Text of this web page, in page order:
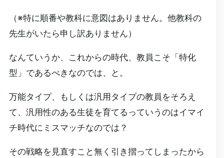
（※特に順番や教科に意図はありません。他教科の
先生がいたら申し訳ありません）
なんていうか、これからの時代、教員こそ「特化
型」であるべきなのでは、と。
万能タイプ、もしくは汎用タイプの教員をそろえ
て、汎用性のある生徒を育てるっていうのはイマイ
チ時代にミスマッチなのでは？
その戦略を見直すこと無く引き摺ってしまったから